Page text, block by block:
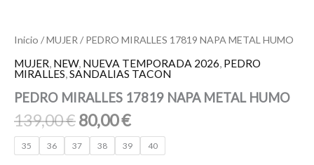
Inicio /MUJER / PEDRO MIRALLES 17819 NAPA METAL HUMO
MUJER, NEW, NUEVA TEMPORADA 2026, PEDRO
MIRALLES,SANDALIAS TACON
PEDRO MIRALLES 17819 NAPA METAL HUMO
139,00€80,00€
35 36 37 38 39 40